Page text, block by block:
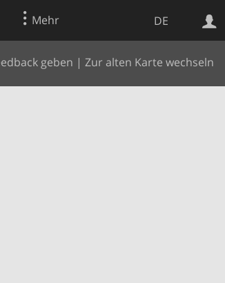
DE
Mehr
geben | Zur alten Karte wechseln
Websuche